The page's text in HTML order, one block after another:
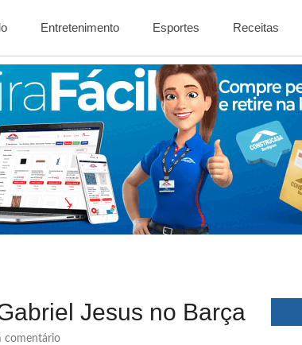
Entretenimento Esportes Receitas
Jesus no Barça
comentário